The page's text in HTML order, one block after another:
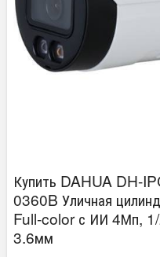
Купить DAHUA DH-
0360B Уличная
Full-color с ИИ 4Мп,
3.6мм